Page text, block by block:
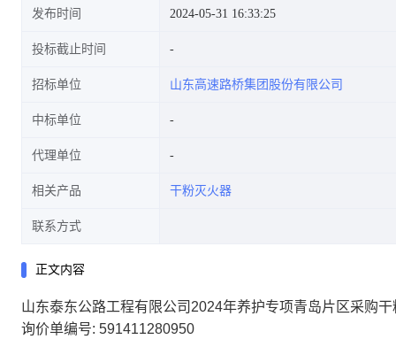
发布时间 2024-05-31 16:33:25
投标截止时间
招标单位 山东高速路桥集团股份有限公司
中标单位
代理单位
相关产品 干粉灭火器
联系方式
正文内容
山东泰东公路工程有限公司2024年养护专项青岛片区采购
询价单编号: 591411280950